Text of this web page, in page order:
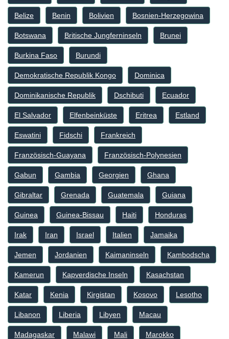
Belize Benin Bolivien Bosnien-Herzegowina
Botswana Britische Jungferninseln Brunei
Burkina Faso Burundi
Demokratische Republik Kongo Dominica
Dominikanische Republik Dschibuti Ecuador
El Salvador Elfenbeinküste Eritrea Estland
Eswatini Fidschi Frankreich
Französisch-Guayana Französisch-Polynesien
Gabun Gambia Georgien Ghana
Gibraltar Grenada Guatemala Guiana
Guinea Guinea-Bissau Haiti Honduras
Irak Iran Israel Italien Jamaika
Jemen Jordanien Kaimaninseln Kambodscha
Kamerun Kapverdische Inseln Kasachstan
Katar Kenia Kirgistan Kosovo Lesotho
Libanon Liberia Libyen Macau
Madagaskar Malawi Mali Marokko